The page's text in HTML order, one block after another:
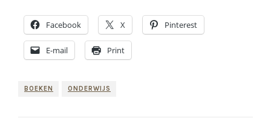
Facebook X Pinterest
E-mail Print
BOEKEN ONDERWIJS